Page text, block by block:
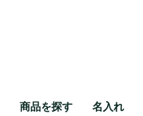
商品を探す 名入れ